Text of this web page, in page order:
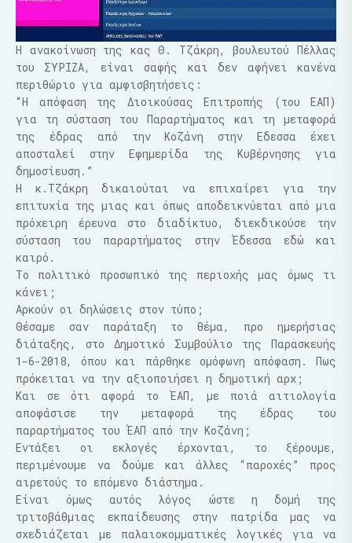
Η ανακοίνωση της κας Θ. Τζάκρη, βουλευτού Πέλλας
του ΣΥΡΙΖΑ, είναι σαφής και δεν αφήνει κανένα
περιθώριο για αμφισβητήσεις:
“Η απόφαση της Διοικούσας Επιτροπής (του ΕΑΠ)
για τη σύσταση του Παραρτήματος και τη μεταφορά
της έδρας από την Κοζάνη στην Εδεσσα έχει
αποσταλεί στην Εφημερίδα της Κυβέρνησης για
δημοσίευση.”
Η κ.Τζάκρη δικαιούται να επιχαίρει για την
επιτυχία της μιας και όπως αποδεικνύεται από μια
πρόχειρη έρευνα στο διαδίκτυο, διεκδικούσε την
σύσταση του παραρτήματος στην Έδεσσα εδώ και
καιρό.
Το πολιτικό προσωπικό της περιοχής μας όμως τι
κάνει;
Αρκούν οι δηλώσεις στον τύπο;
Θέσαμε σαν παράταξη το θέμα, προ ημερήσιας
διάταξης, στο Δημοτικό Συμβούλιο της Παρασκευής
1-6-2018, όπου και πάρθηκε ομόφωνη απόφαση. Πως
πρόκειται να την αξιοποιήσει η δημοτική αρχ;
Και σε ότι αφορά το ΈΑΠ, με ποιά αιτιολογία
αποφάσισε την μεταφορά της έδρας του
παραρτήματος του ΈΑΠ από την Κοζάνη;
Εντάξει οι εκλογές έρχονται, το ξέρουμε,
περιμένουμε να δούμε και άλλες “παροχές” προς
αιρετούς το επόμενο διάστημα.
Είναι όμως αυτός λόγος ώστε η δομή της
τριτοβάθμιας εκπαίδευσης στην πατρίδα μας να
σχεδιάζεται με παλαιοκομματικές λογικές για να